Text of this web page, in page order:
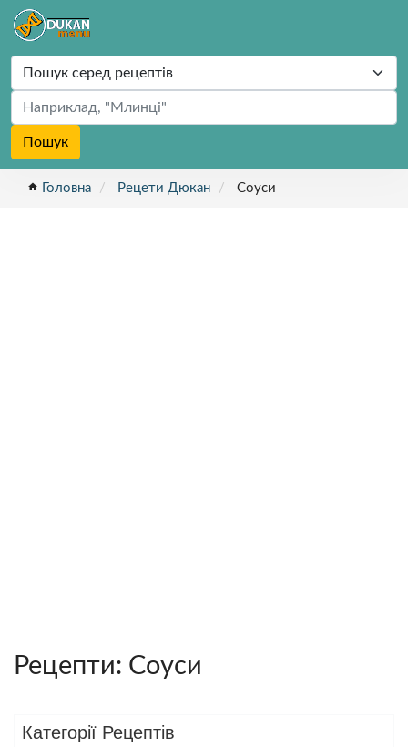
Пошук
home Головна Рецети Дюкан Соуси
Рецепти: Соуси
Категорії Рецептів